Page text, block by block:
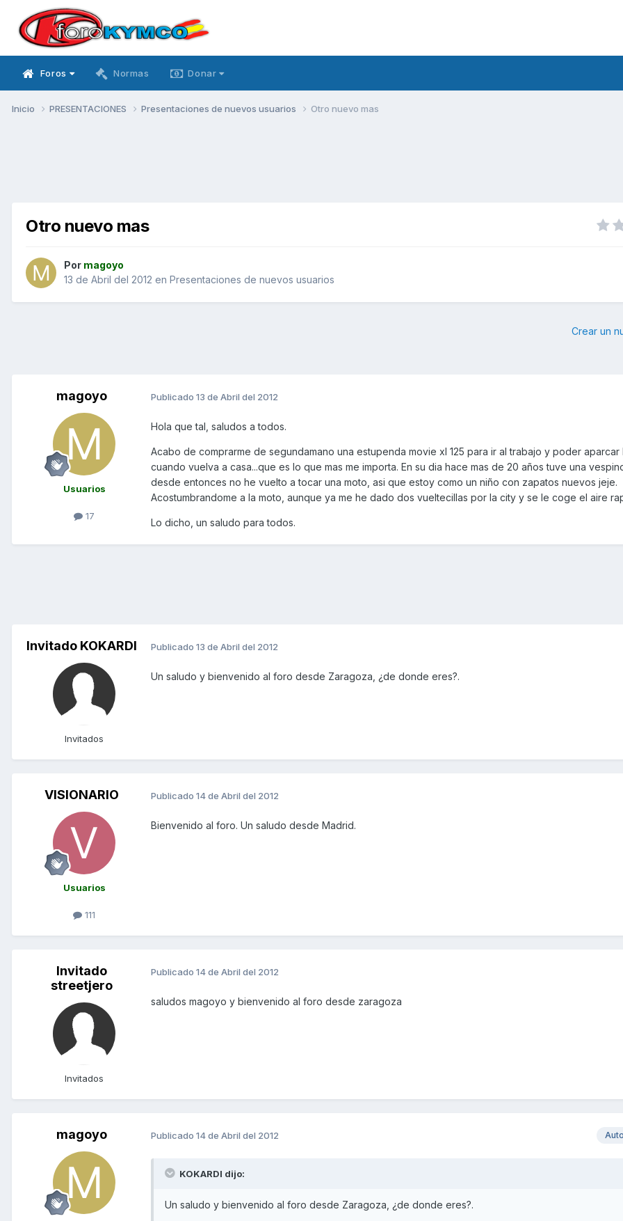
Foros Normas Donar
Inicio PRESENTACIONES Presentaciones de nuevos usuarios Otro nuevo mas
Otro nuevo mas
Por magoyo
13 de Abril del 2012 en Presentaciones de nuevos usuarios
Crear un
magoyo
Usuarios
17
Publicado 13 de Abril del 2012
Hola que tal, saludos a todos.
Acabo de comprarme de segundamano una estupenda movie xl 125 para ir al trabajo y poder aparcar
cuando vuelva a casa...que es lo que mas me importa. En su dia hace mas de 20 años tuve una
desde entonces no he vuelto a tocar una moto, asi que estoy como un niño con zapatos nuevos jeje.
Acostumbrandome a la moto, aunque ya me he dado dos vueltecillas por la city y se le coge el aire
Lo dicho, un saludo para todos.
Invitado KOKARDI
Invitados
Publicado 13 de Abril del 2012
Un saludo y bienvenido al foro desde Zaragoza, ¿de donde eres?.
VISIONARIO
Usuarios
111
Publicado 14 de Abril del 2012
Bienvenido al foro. Un saludo desde Madrid.
Invitado
streetjero
Invitados
Publicado 14 de Abril del 2012
saludos magoyo y bienvenido al foro desde zaragoza
magoyo Publicado 14 de Abril del 2012
KOKARDI dijo:
Un saludo y bienvenido al foro desde Zaragoza, ¿de donde eres?.